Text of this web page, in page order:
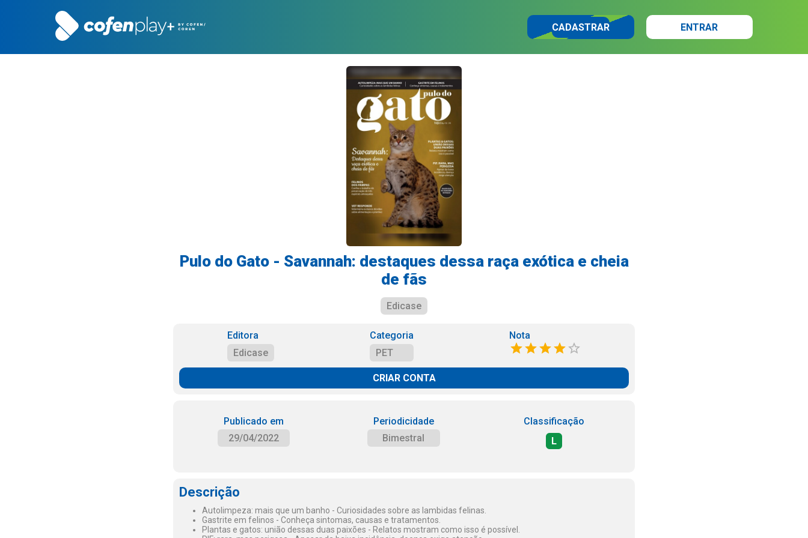
CADASTRAR ENTRAR
Pulo do Gato - Savannah: destaques dessa raça exótica e cheia
de fãs
Edicase
Editora
Edicase
Categoria
PET
Nota
CRIAR CONTA
Publicado em
29/04/2022
Periodicidade
Bimestral
Classificação
L
Descrição
Autolimpeza: mais que um banho - Curiosidades sobre as lambidas felinas.
Gastrite em felinos - Conheça sintomas, causas e tratamentos.
Plantas e gatos: união dessas duas paixões - Relatos mostram como isso é possível.